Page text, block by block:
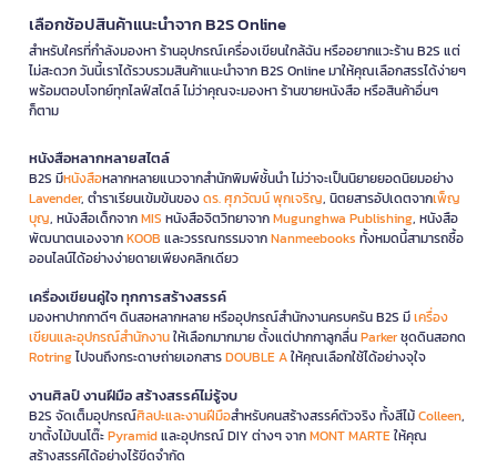
เลือกช้อปสินค้าแนะนำจาก B2S Online
สำหรับใครที่กำลังมองหา ร้านอุปกรณ์เครื่องเขียนใกล้ฉัน หรืออยากแวะร้าน B2S แต่
ไม่สะดวก วันนี้เราได้รวบรวมสินค้าแนะนำจาก B2S Online มาให้คุณเลือกสรรได้ง่ายๆ
พร้อมตอบโจทย์ทุกไลฟ์สไตล์ ไม่ว่าคุณจะมองหา ร้านขายหนังสือ หรือสินค้าอื่นๆ
ก็ตาม
หนังสือหลากหลายสไตล์
B2S มีหนังสือหลากหลายแนวจากสำนักพิมพ์ชั้นนำ ไม่ว่าจะเป็นนิยายยอดนิยมอย่าง
Lavender, ตำราเรียนเข้มข้นของดร. ศุภวัฒน์ พุกเจริญ, นิตยสารอัปเดตจากเพ็ญ
บุญ, หนังสือเด็กจากMIS หนังสือจิตวิทยาจากMugunghwa Publishing, หนังสือ
พัฒนาตนเองจากKOOB และวรรณกรรมจากNanmeebooks ทั้งหมดนี้สามารถซื้อ
ออนไลน์ได้อย่างง่ายดายเพียงคลิกเดียว
เครื่องเขียนคู่ใจ ทุกการสร้างสรรค์
มองหาปากกาดีๆ ดินสอหลากหลาย หรืออุปกรณ์สำนักงานครบครัน B2S มีเครื่อง
เขียนและอุปกรณ์สำนักงานให้เลือกมากมาย ตั้งแต่ปากกาลูกลื่นParkerชุดดินสอกด
Rotringไปจนถึงกระดาษถ่ายเอกสารDOUBLE Aให้คุณเลือกใช้ได้อย่างจุใจ
งานศิลป์ งานฝีมือ สร้างสรรค์ไม่รู้จบ
B2S จัดเต็มอุปกรณ์ศิลปะและงานฝีมือสำหรับคนสร้างสรรค์ตัวจริง ทั้งสีไม้Colleen,
ขาตั้งไม้บนโต๊ะPyramidและอุปกรณ์ DIY ต่างๆ จากMONT MARTEให้คุณ
สร้างสรรค์ได้อย่างไร้ขีดจำกัด